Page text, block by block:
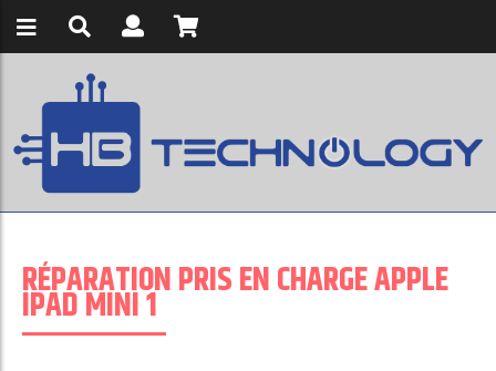
RÉPARATION PRIS EN CHARGE APPLE
IPAD MINI 1